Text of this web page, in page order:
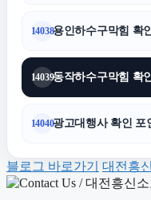
14038용인하수구막힘 확
14039
14040광고대행사 확인 포
블로그 바로가기 대전흥